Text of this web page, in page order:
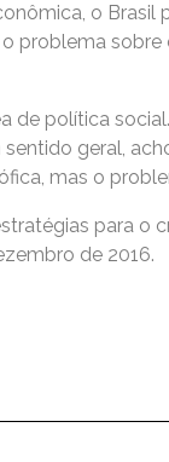
o
problema
de política
geral,
mas o
para
de 2016.